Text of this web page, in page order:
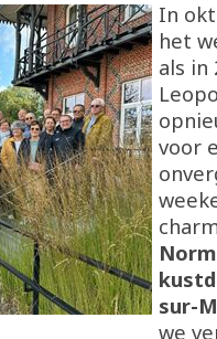
In
het
als in
voor
sur-
we